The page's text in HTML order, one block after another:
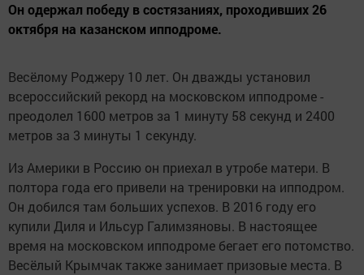
Он одержал победу в состязаниях, проходивших 26
октября на казанском ипподроме.
Весёлому Роджеру 10 лет. Он дважды установил
всероссийский рекорд на московском ипподроме -
преодолел 1600 метров за 1 минуту 58 секунд и 2400
метров за 3 минуты 1 секунду.
Из Америки в Россию он приехал в утробе матери. В
полтора года его привели на тренировки на ипподром.
Он добился там больших успехов. В 2016 году его
купили Диля и Ильсур Галимзяновы. В настоящее
время на московском ипподроме бегает его потомство.
Весёлый Крымчак также занимает призовые места. В